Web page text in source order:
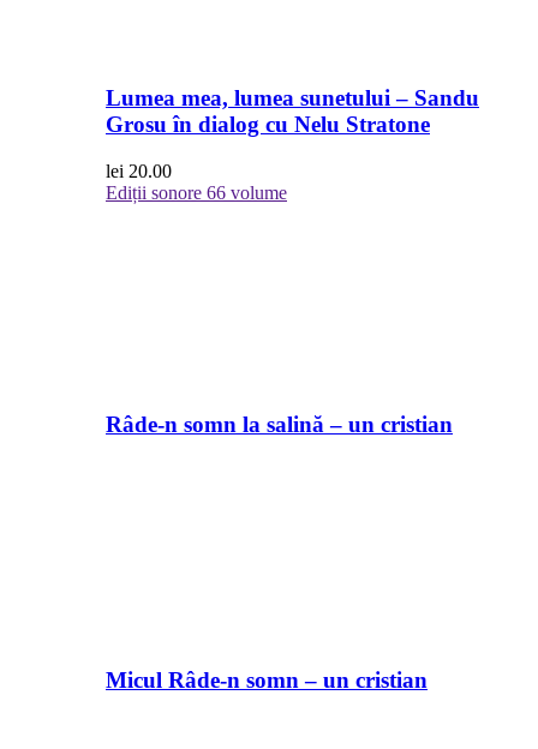
Lumea mea, lumea sunetului – Sandu
Grosu în dialog cu Nelu Stratone
lei 20.00
Ediții sonore 66 volume
Râde-n somn la salină – un cristian
Micul Râde-n somn – un cristian